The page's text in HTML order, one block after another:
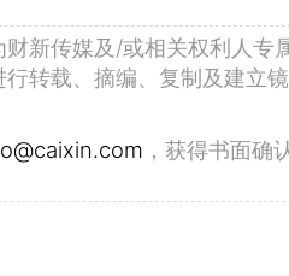
新传媒及/或相关权利人专
转载、摘编、复制及建立镜
，获得书面确